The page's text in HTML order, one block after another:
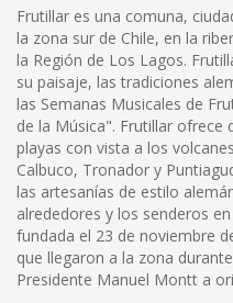
Frutillar es una comuna,
la zona sur de Chile, en la
la Región de Los Lagos.
su paisaje, las tradiciones
las Semanas Musicales de
de la Música". Frutillar ofrece
playas con vista a los
Calbuco, Tronador y
las artesanías de estilo
alrededores y los senderos
fundada el 23 de noviembre
que llegaron a la zona
Presidente Manuel Montt a